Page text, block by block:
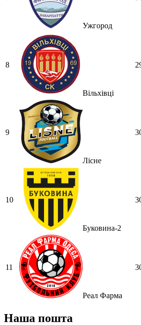
Ужгород
8
Вільхівці
9
Лісне
10
Буковина-2
11
Реал Фарма
Наша пошта